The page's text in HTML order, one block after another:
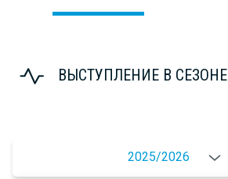
ВЫСТУПЛЕНИЕ В СЕЗОНЕ
2025/2026